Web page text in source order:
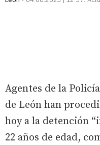
Agentes de la
de León han
hoy a la detención
22 años de edad,